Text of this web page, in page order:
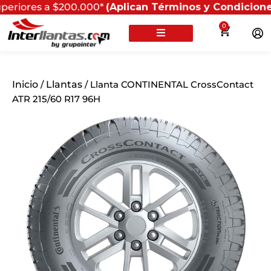
a $200.000*(Aplican Términos y Condiciones) -
0
Inicio / Llantas / Llanta CONTINENTAL CrossContact
ATR 215/60 R17 96H